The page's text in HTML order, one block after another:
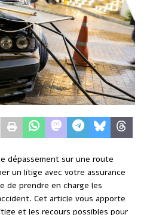
dépassement sur une route
un litige avec votre assurance
de prendre en charge les
Cet article vous apporte
et les recours possibles pour